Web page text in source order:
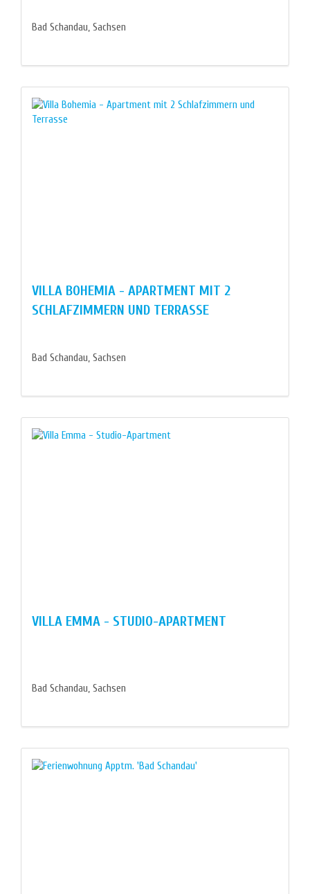
Bad Schandau, Sachsen
VILLA BOHEMIA - APARTMENT MIT 2
SCHLAFZIMMERN UND TERRASSE
Bad Schandau, Sachsen
VILLA EMMA - STUDIO-APARTMENT
Bad Schandau, Sachsen